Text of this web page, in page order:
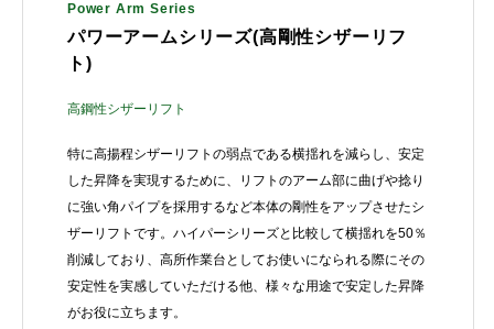
Power Arm Series
パワーアームシリーズ(高剛性シザーリフ
ト)
高鋼性シザーリフト
特に高揚程シザーリフトの弱点である横揺れを減らし、安定
した昇降を実現するために、リフトのアーム部に曲げや捻り
に強い角パイプを採用するなど本体の剛性をアップさせたシ
ザーリフトです。ハイパーシリーズと比較して横揺れを50％
削減しており、高所作業台としてお使いになられる際にその
安定性を実感していただける他、様々な用途で安定した昇降
がお役に立ちます。